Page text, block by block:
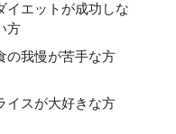
イエットが成功しな
方
の我慢が苦手な方
イスが大好きな方